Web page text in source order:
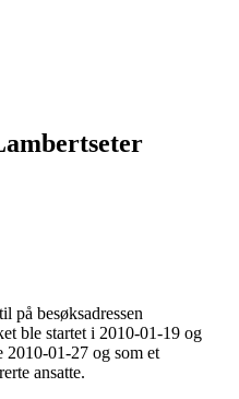
på besøksadressen
ble startet i 2010-01-19 og
2010-01-27 og som et
ansatte.